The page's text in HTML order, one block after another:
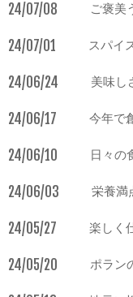
24/07/08 ご褒美
24/07/01 スパイ
24/06/24 美味
24/06/17 今年で
24/06/10 日々の
24/06/03 栄養満
24/05/27 楽しく
24/05/20 ポラン